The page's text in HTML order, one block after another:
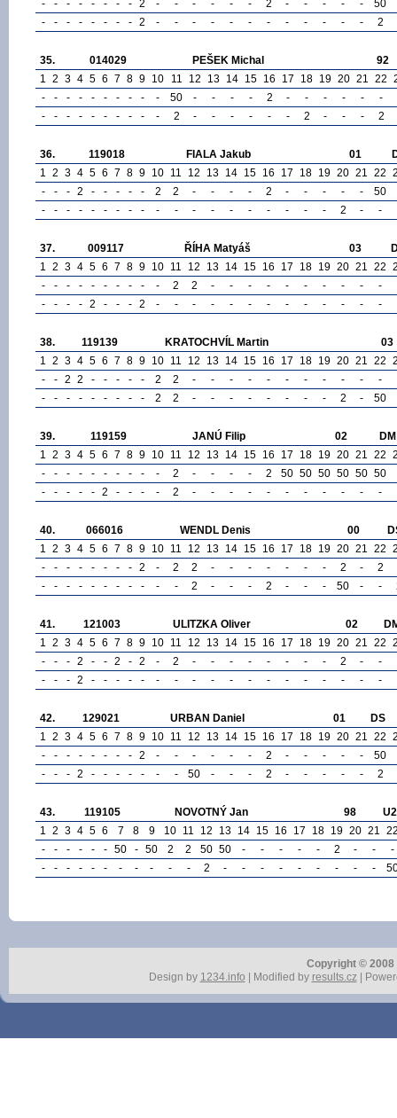
-
- - - - - - - 2 - - - - - - 2 - - - - -
50
-
- - - - - - - 2 - - - - - - - - - - - - 2
35. 014029 PEŠEK Michal
92
1 2 3 4 5 6 7 8 9 10 11 12 13 14 15 16 17 18 19 20 21 22
-
- - - - - - - - - 50 - - - - 2 - - - - -
-
-
- - - - - - - - - 2 - - - - - - 2 - - - 2
36. 119018 FIALA Jakub 01
1 2 3 4 5 6 7 8 9 10 11 12 13 14 15 16 17 18 19 20 21 22
-
- - 2 - - - - - 2 2 - - - - 2 - - - - -
50
-
- - - - - - - - - - - - - - - - - - 2 - -
37. 009117 ŘÍHA Matyáš 03
1 2 3 4 5 6 7 8 9 10 11 12 13 14 15 16 17 18 19 20 21 22
-
- - - - - - - - - 2 2 - - - - - - - - -
-
-
- - - 2 - - - 2 - - - - - - - - - - - - -
38. 119139 KRATOCHVÍL Martin
03
1 2 3 4 5 6 7 8 9 10 11 12 13 14 15 16 17 18 19 20 21 22
-
- 2 2 - - - - - 2 2 - - - - - - - - - -
-
-
- - - - - - - - 2 2 - - - - - - - - 2 - 50
39. 119159 JANÚ Filip 02
DM
1 2 3 4 5 6 7 8 9 10 11 12 13 14 15 16 17 18 19 20 21 22
-
- - - - - - - - - 2 - - - - 2 50 50 50 50 50 50
-
- - - - 2 - - - - 2 - - - - - - - - - - -
40. 066016 WENDL Denis 00
1 2 3 4 5 6 7 8 9 10 11 12 13 14 15 16 17 18 19 20 21 22
-
- - - - - - - 2 - 2 2 - - - - - - - 2 -
2
-
- - - - - - - - - - 2 - - - 2 - - - 50 - -
41. 121003 ULITZKA Oliver 02
1 2 3 4 5 6 7 8 9 10 11 12 13 14 15 16 17 18 19 20 21 22
-
- - 2 - - 2 - 2 - 2 - - - - - - - - 2 -
-
-
- - 2 - - - - - - - - - - - - - - - - - -
42. 129021 URBAN Daniel 01
DS
1 2 3 4 5 6 7 8 9 10 11 12 13 14 15 16 17 18 19 20 21 22
-
- - - - - - - 2 - - - - - - 2 - - - - -
50
-
- - 2 - - - - - - - 50 - - - 2 - - - - - 2
43. 119105 NOVOTNÝ Jan 98
1 2 3 4 5 6 7 8 9 10 11 12 13 14 15 16 17 18 19 20 21
-
- - - - - 50 - 50 2 2 50 50 - - - - - 2 - -
-
-
- - - - - - - - - - 2 - - - - - - - - -
Copyright ©
Design by 1234.info | Modified by results.cz|